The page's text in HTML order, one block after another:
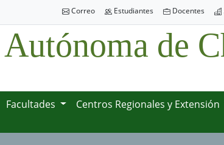
Correo Estudiantes Docentes
de
Facultades Centros Regionales y Extensión